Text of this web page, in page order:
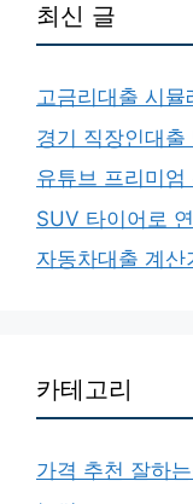
최신 글
고금리대출 시
경기 직장인대
유튜브 프리미
SUV 타이어로
자동차대출 계산
카테고리
가격 추천 잘하